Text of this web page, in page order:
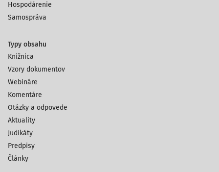
Hospodárenie
Samospráva
Typy obsahu
Knižnica
Vzory dokumentov
Webináre
Komentáre
Otázky a odpovede
Aktuality
Judikáty
Predpisy
Články